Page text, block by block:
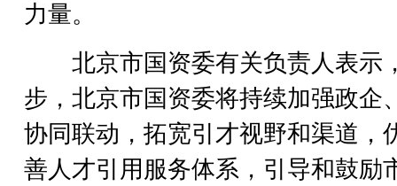
力量。
北京市国资委有关负责人表示
步，北京市国资委将持续加强政企
协同联动，拓宽引才视野和渠道，
善人才引用服务体系，引导和鼓励